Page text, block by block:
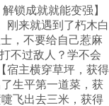
锁成就就能变强】
刚来就遇到了朽木白
，不要给自己惹麻
不过敌人？学不会
宿主横穿草坪，获得
生平第一道菜，获
飞出去三米，获得